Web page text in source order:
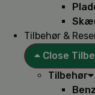
Tilbehør &
Close
Tilbehør